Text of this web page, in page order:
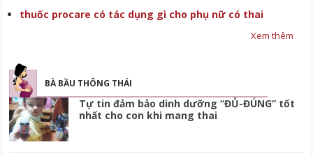
thuốc procare có tác dụng gì cho phụ nữ có thai
Xem thêm
BÀ BẦU THÔNG THÁI
Tự tin đảm bảo dinh dưỡng “ĐỦ-ĐÚNG” tốt
nhất cho con khi mang thai